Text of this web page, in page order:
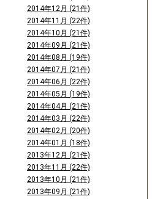
2014年12月 (21件)
2014年11月 (22件)
2014年10月 (21件)
2014年09月 (21件)
2014年08月 (19件)
2014年07月 (21件)
2014年06月 (22件)
2014年05月 (19件)
2014年04月 (21件)
2014年03月 (22件)
2014年02月 (20件)
2014年01月 (18件)
2013年12月 (21件)
2013年11月 (22件)
2013年10月 (21件)
2013年09月 (21件)